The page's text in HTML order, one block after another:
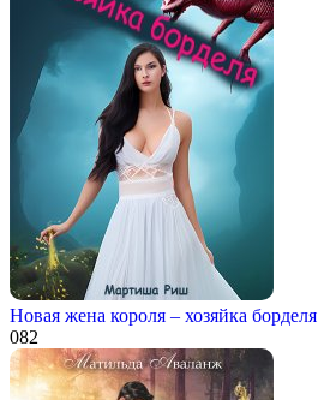
Новая жена короля – хозяйка борделя
082